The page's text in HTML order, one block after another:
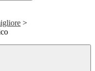
>